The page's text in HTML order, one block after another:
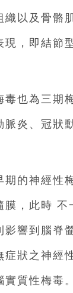
織以及骨骼
現，即結節
毒也為三期
脈炎、冠狀
期的神經性
膜，此時 不
影響到腦脊
症狀之神經
實質性梅毒